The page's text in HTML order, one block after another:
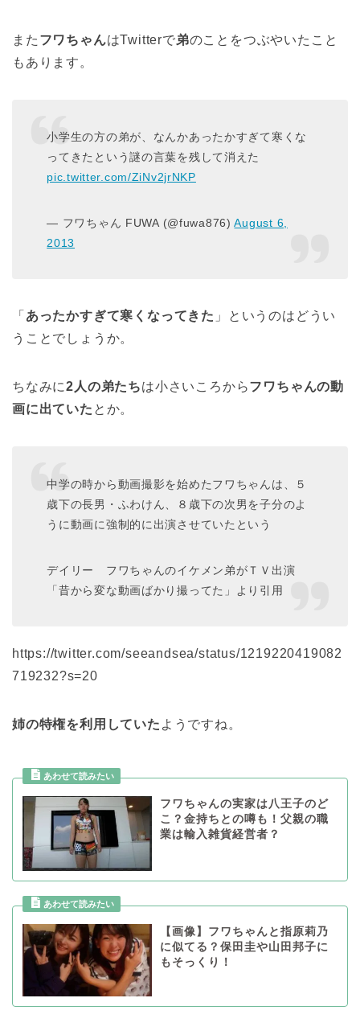
また フワちゃんはTwitterで弟のことをつぶやいたこと
もあります。
小学生の方の弟が、なんかあったかすぎて寒くな
ってきたという謎の言葉を残して消えた
pic.twitter.com/ZiNv2jrNKP
— フワちゃん FUWA (@fuwa876)August 6,
2013
「 あったかすぎて寒くなってきた 」というのはどうい
うことでしょうか。
ちなみに2人の弟たちは小さいころからフワちゃんの動
画に出ていた とか。
中学の時から動画撮影を始めたフワちゃんは、５
歳下の長男・ふわけん、８歳下の次男を子分のよ
うに動画に強制的に出演させていたという
デイリー フワちゃんのイケメン弟がＴＶ出演
「昔から変な動画ばかり撮ってた」より引用
https://twitter.com/seeandsea/status/1219220419082
719232?s=20
姉の特権を利用していた ようですね。
フワちゃんの実家は八王子のど
こ？金持ちとの噂も！父親の職
業は輸入雑貨経営者？
【画像】フワちゃんと指原莉乃
に似てる？保田圭や山田邦子に
もそっくり！